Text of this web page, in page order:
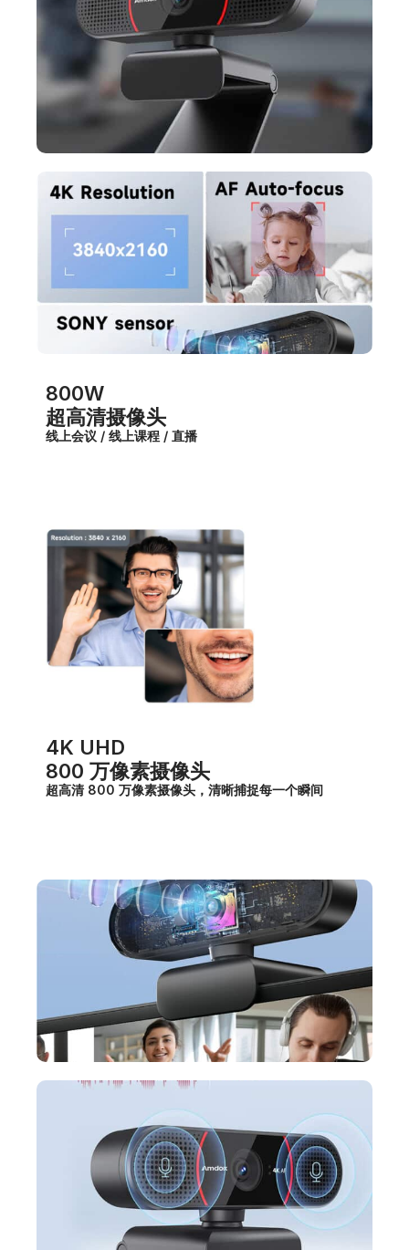
800W
超高清摄像头
线上会议 / 线上课程 / 直播
4K UHD
800 万像素摄像头
超高清 800 万像素摄像头，清晰捕捉每一个瞬间